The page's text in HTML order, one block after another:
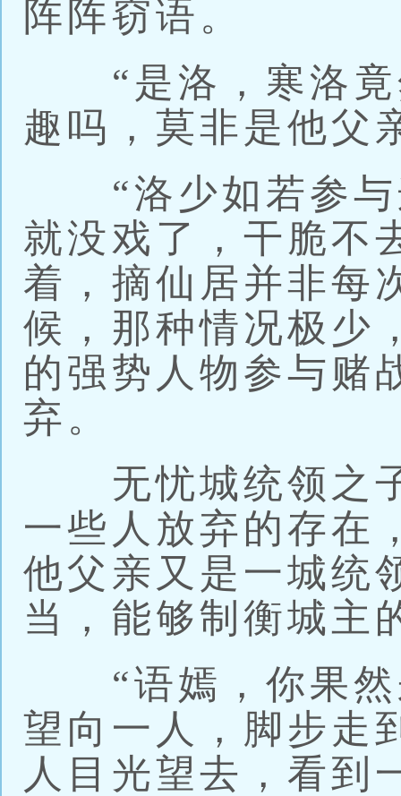
阵阵窃语。
“是洛，寒洛竟
趣吗，莫非是他父
“洛少如若参与
就没戏了，干脆不
着，摘仙居并非每
候，那种情况极少
的强势人物参与赌
弃。
无忧城统领之子
一些人放弃的存在
他父亲又是一城统
当，能够制衡城主
“语嫣，你果然
望向一人，脚步走
人目光望去，看到